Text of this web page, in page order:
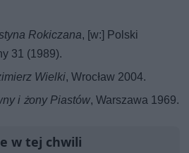
Rokiczana, [w:] Polski
31 (1989).
Wielki, Wrocław 2004.
i żony Piastów, Warszawa 1969.
w tej chwili